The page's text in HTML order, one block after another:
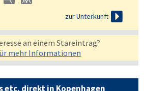
zur Unterkunft 
an einem Stareintrag?
mehrInformationen
etc. direkt in Kopenhagen